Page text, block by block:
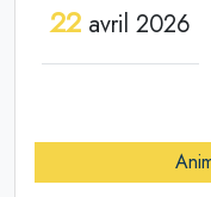
22avril 2026